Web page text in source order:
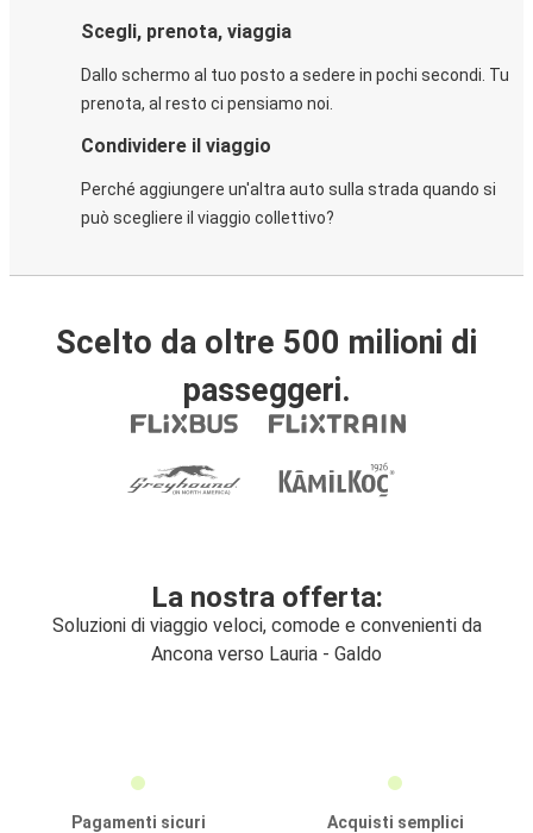
Scegli, prenota, viaggia
Dallo schermo al tuo posto a sedere in pochi secondi. Tu
prenota, al resto ci pensiamo noi.
Condividere il viaggio
Perché aggiungere un'altra auto sulla strada quando si
può scegliere il viaggio collettivo?
Scelto da oltre 500 milioni di
passeggeri.
La nostra offerta:
Soluzioni di viaggio veloci, comode e convenienti da
Ancona verso Lauria - Galdo
Pagamenti sicuri
Acquisti semplici